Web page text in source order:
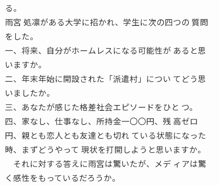
る。
雨宮 処凛がある大学に招かれ、学生に次の四つの 質問
をした。
一、将来、自分がホームレスになる可能性が あると思
いますか。
二、年末年始に開設された「派遣村」につい てどう思
いましたか。
三、あなたが感じた格差社会エピソードをひと つ。
四、家なし、仕事なし、所持金一〇〇円、残 高ゼロ
円、親とも恋人とも友達とも切れ ている状態になった
時、まずどうやって 現状を打開しようと思いますか。
それに対する答えに雨宮は驚いたが、メデ ィアは驚
く感性をもっているだろうか。